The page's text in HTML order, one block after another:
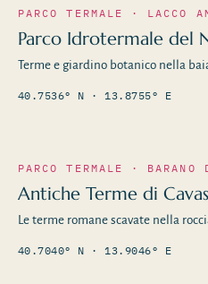
PARCO TERMALE · LACCO
Parco Idrotermale del
Terme e giardino botanico nella
40.7536° N · 13.8755° E
PARCO TERMALE ·
Antiche Terme di
Le terme romane scavate nella
40.7040° N · 13.9046° E